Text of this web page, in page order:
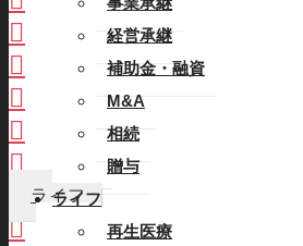
経営承継
補助金・融資
M&A
相続
贈与
ライフ
再生医療
経営承継
補助金・融資
M&A
相続
贈与
ライフ
再生医療